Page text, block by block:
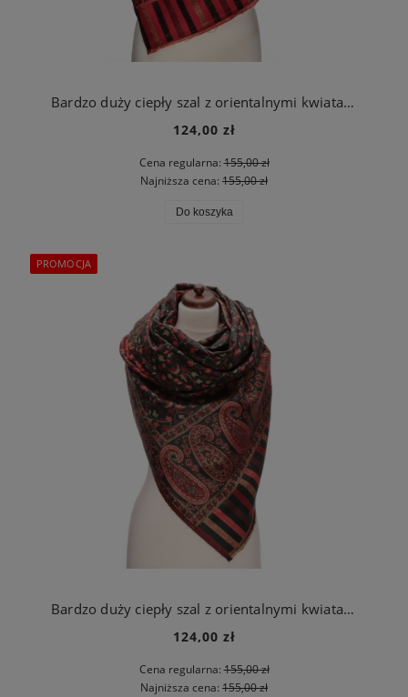
Bardzo duży ciepły szal z orientalnymi kwiatami czerwony
124,00 zł
Cena regularna:155,00 zł
Najniższa cena: 155,00 zł
Do koszyka
Bardzo duży ciepły szal z orientalnymi kwiatami zielony
124,00 zł
Cena regularna:155,00 zł
Najniższa cena: 155,00 zł
PROMOCJA